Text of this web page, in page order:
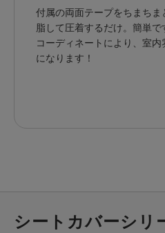
付属の両面テープをちまち
脂して圧着するだけ。簡単
コーディネートにより、室
になります！
シートカバーシリ